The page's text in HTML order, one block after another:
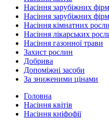
Насіння зарубіжних
Насіння зарубіжних
Насіння кімнатних
Насіння лікарських
Насіння газонної трави
Захист рослин
Добрива
Допоміжні засоби
За зниженими цінами
Головна
Насіння квітів
Насіння кніфофії